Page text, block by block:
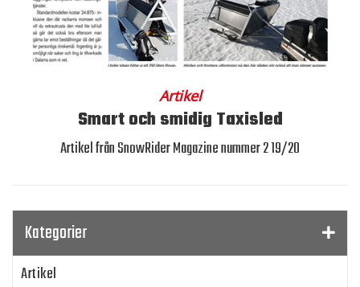
Artikel
Smart och smidig Taxisled
Artikel från SnowRider Magazine nummer 2 19/20
Kategorier
Artikel